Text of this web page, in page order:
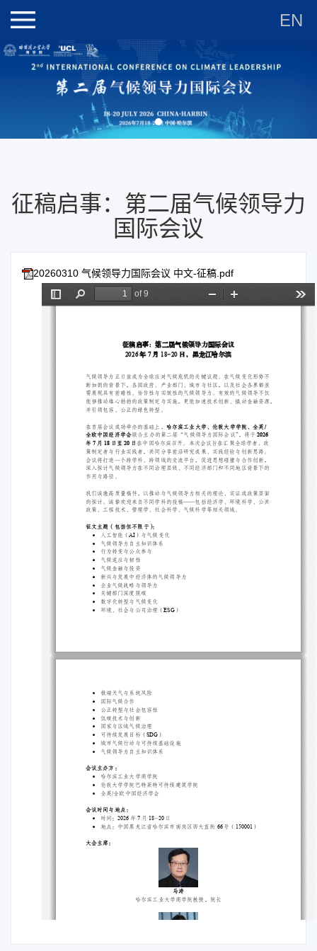
EN
征稿启事：第二届气候领导力
国际会议
20260310 气候领导力国际会议 中文-征稿.pdf